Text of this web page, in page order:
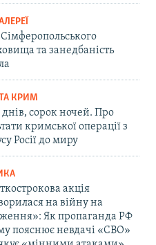
та занедбаність
КРИМ
сорок ночей. Про
кримської операції з
Росії до миру
акція
на війну на
Як пропаганда РФ
пояснює невдачі «СВО»